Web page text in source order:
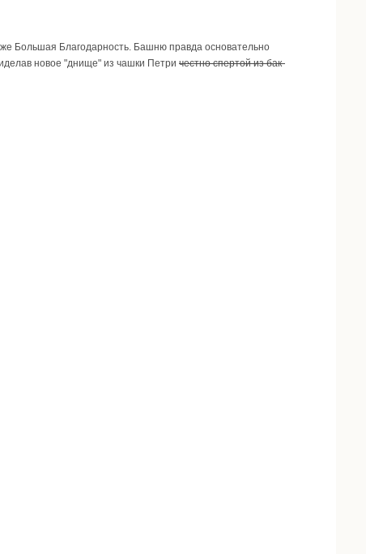
же Большая Благодарность. Башню правда основательно
новое "днище" из чашки Петри честно спертой из бак-